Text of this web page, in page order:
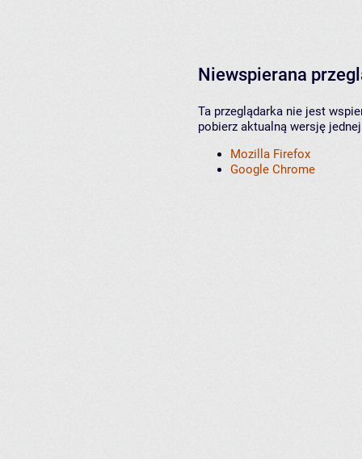
Niewspierana
Ta przeglądarka nie jest
pobierz aktualną wersję
Mozilla Firefox
Google Chrome